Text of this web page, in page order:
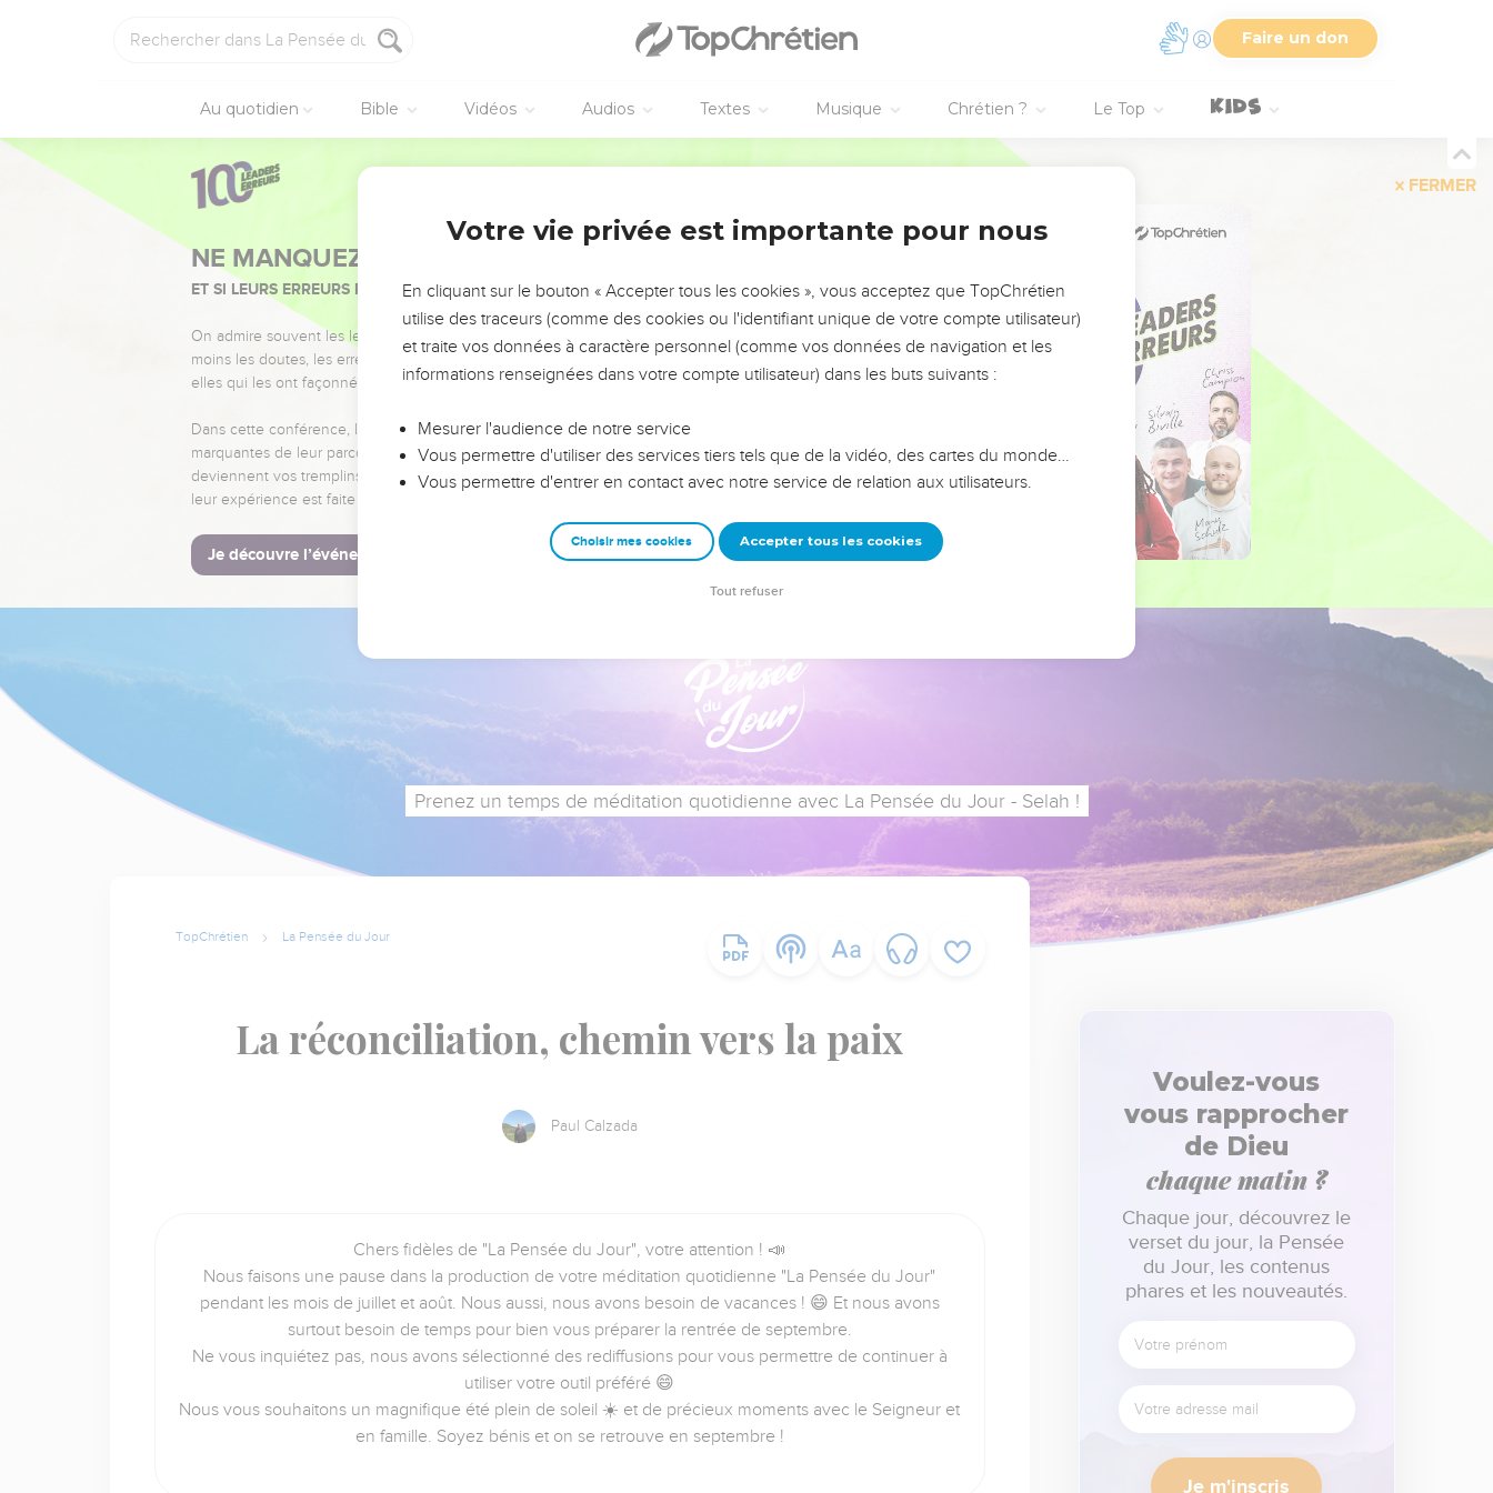
Faire un don
Au quotidien Bible Vidéos Audios Textes Musique Chrétien ? Le Top
FERMER
NE MANQUEZ PAS L’ÉVÉNEMENT DE L’ANNÉE !
ET SI LEURS ERREURS POUVAIENT VOUS ÉVITER LES VOTRES ?
On admire souvent les leaders pour leurs réussites, leur impact, leur foi ou leur vision. Mais on voit
moins les doutes, les erreurs et les saisons difficiles qu'ils ont traversés, alors même que ce sont
elles qui les ont façonnés.
Dans cette conférence, leaders, entrepreneurs, et responsables reviennent sur les erreurs
marquantes de leur parcours et les clés pour avancer avec plus de sagesse afin que leurs erreurs
deviennent vos tremplins. Que vous guidiez un ministère, une équipe, un groupe ou une famille,
leur expérience est faite pour vous.
Je découvre l’événement
Prenez un temps de méditation quotidienne avec La Pensée du Jour - Selah !
TopChrétien La Pensée du Jour
La réconciliation, chemin vers la paix
Paul Calzada
Chers fidèles de "La Pensée du Jour", votre attention ! 📣
Nous faisons une pause dans la production de votre méditation quotidienne "La Pensée du Jour"
pendant les mois de juillet et août. Nous aussi, nous avons besoin de vacances ! 😄 Et nous avons
surtout besoin de temps pour bien vous préparer la rentrée de septembre.
Ne vous inquiétez pas, nous avons sélectionné des rediffusions pour vous permettre de continuer à
utiliser votre outil préféré 😄
Nous vous souhaitons un magnifique été plein de soleil ☀️ et de précieux moments avec le Seigneur et
en famille. Soyez bénis et on se retrouve en septembre !
Voulez-vous
vous rapprocher
de Dieu
chaque matin ?
Chaque jour, découvrez le
verset du jour, la Pensée
du Jour, les contenus
phares et les nouveautés.
Je m'inscris
Votre vie privée est importante pour nous
En cliquant sur le bouton « Accepter tous les cookies », vous acceptez que TopChrétien
utilise des traceurs (comme des cookies ou l'identifiant unique de votre compte utilisateur)
et traite vos données à caractère personnel (comme vos données de navigation et les
informations renseignées dans votre compte utilisateur) dans les buts suivants :
Mesurer l'audience de notre service
Vous permettre d'utiliser des services tiers tels que de la vidéo, des cartes du monde…
Vous permettre d'entrer en contact avec notre service de relation aux utilisateurs.
Choisir mes cookies Accepter tous les cookies
Tout refuser